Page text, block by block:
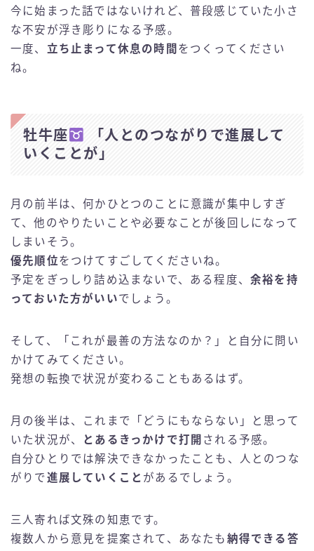
今に始まった話ではないけれど、普段感じていた小さ
な不安が浮き彫りになる予感。
一度、 立ち止まって休息の時間 をつくってください
ね。
牡牛座
「人とのつながりで進展して
いくことが」
月の前半は、何かひとつのことに意識が集中しすぎ
て、他のやりたいことや必要なことが後回しになって
しまいそう。
優先順位をつけてすごしてくださいね。
予定をぎっしり詰め込まないで、ある程度、 余裕を持
っておいた方がいいでしょう。
そして、「これが最善の方法なのか？」と自分に問い
かけてみてください。
発想の転換で状況が変わることもあるはず。
月の後半は、これまで「どうにもならない」と思って
いた状況が、
とあるきっかけで打開 される予感。
自分ひとりでは解決できなかったことも、人とのつな
がりで 進展していくこと があるでしょう。
三人寄れば文殊の知恵です。
複数人から意見を提案されて、あなたも 納得できる答